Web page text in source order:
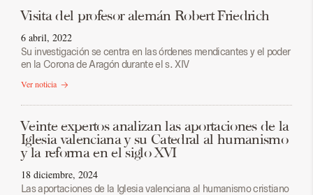
Visita del profesor alemán Robert Friedrich
6 abril, 2022
Su investigación se centra en las órdenes mendicantes y el poder
en la Corona de Aragón durante el s. XIV
Ver noticia
Veinte expertos analizan las aportaciones de la
Iglesia valenciana y su Catedral al humanismo
y la reforma en el siglo XVI
18 diciembre, 2024
Las aportaciones de la Iglesia valenciana al humanismo cristiano